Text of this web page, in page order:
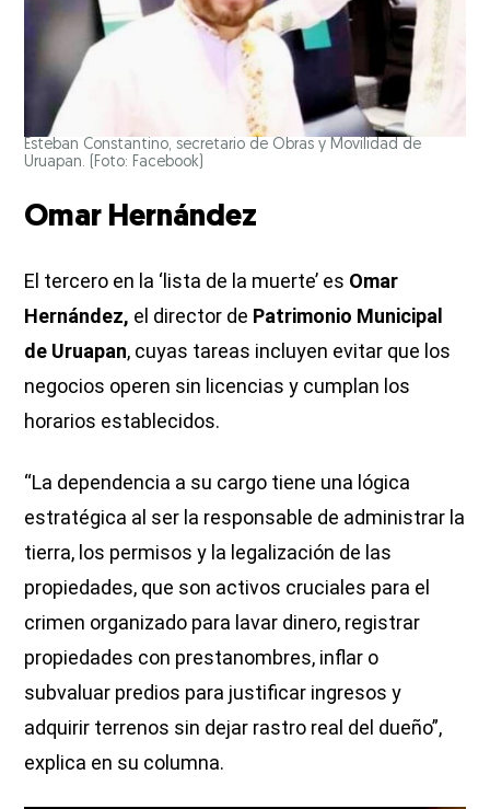
Esteban Constantino, secretario de Obras y Movilidad de
Uruapan. (Foto: Facebook)
Omar Hernández
El tercero en la ‘lista de la muerte’ es Omar
Hernández, el director de Patrimonio Municipal
de Uruapan, cuyas tareas incluyen evitar que los
negocios operen sin licencias y cumplan los
horarios establecidos.
“La dependencia a su cargo tiene una lógica
estratégica al ser la responsable de administrar la
tierra, los permisos y la legalización de las
propiedades, que son activos cruciales para el
crimen organizado para lavar dinero, registrar
propiedades con prestanombres, inflar o
subvaluar predios para justificar ingresos y
adquirir terrenos sin dejar rastro real del dueño”,
explica en su columna.